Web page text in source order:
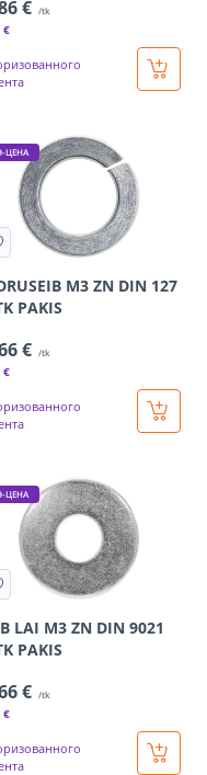
€ /tk
€
ЦЕНА
M3 ZN DIN 127
PAKIS
€ /tk
€
ЦЕНА
LAI M3 ZN DIN 9021
PAKIS
€ /tk
€